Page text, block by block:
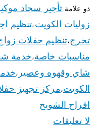
ذو علامة تأجير سجاد
زوليات الكويت،تنظيم
تخرج،تنظيم حفلات
مناسبات خاصة،خدمة
شاي وقهوه وعصير ،
الكويت،مركز تجهيز
افراح الشويخ
لا تعليقات